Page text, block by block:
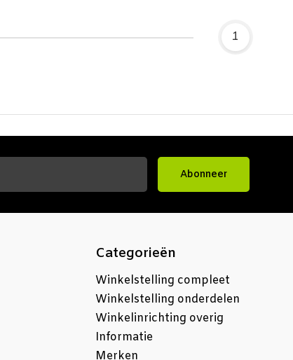
1
Abonneer
Categorieën
Winkelstelling compleet
Winkelstelling onderdelen
Winkelinrichting overig
Informatie
Merken